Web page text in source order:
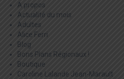
A propos
Actualité du mois
Adultes
Alice Ferri
Blog
Bons Plans Régionaux !
Boutique
Caroline Lalande Jean-Marault